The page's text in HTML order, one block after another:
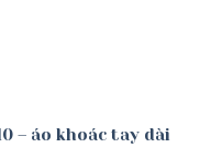
– áo khoác tay dài